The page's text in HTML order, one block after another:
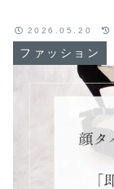
ファッション
2026.05.20